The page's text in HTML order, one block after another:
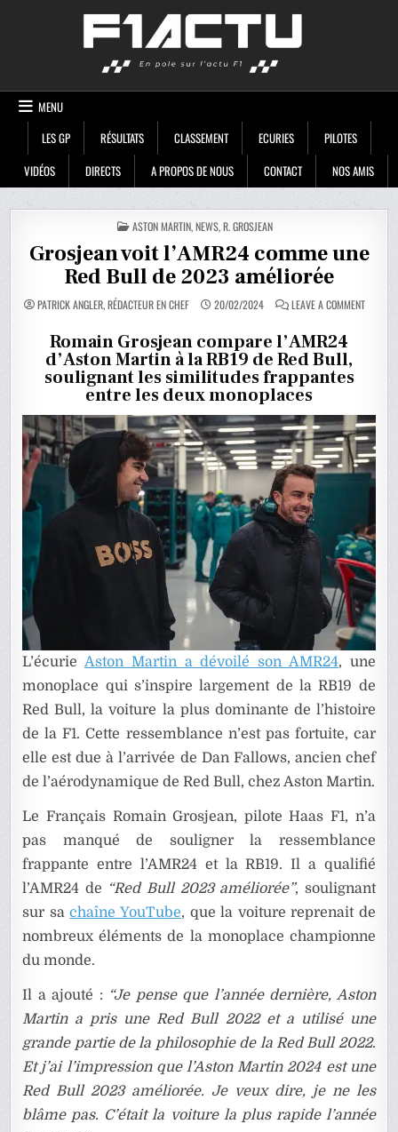
MENU
LES GP
RÉSULTATS CLASSEMENT ECURIES
PILOTES
VIDÉOS
DIRECTS A PROPOS DE NOUS CONTACT NOS AMIS
POSTED
IN
ASTON MARTIN,NEWS,R. GROSJEAN
Grosjean voit l’AMR24 comme une
Red Bull de 2023 améliorée
PATRICK ANGLER, RÉDACTEUR EN CHEF 20/02/2024 LEAVE A COMMENTON
Romain Grosjean compare l’AMR24
d’Aston Martin à la RB19 de Red Bull,
soulignant les similitudes frappantes
entre les deux monoplaces
L’écurieAston Martin a dévoilé son AMR24, une
monoplace qui s’inspire largement de la RB19 de
Red Bull, la voiture la plus dominante de l’histoire
de la F1. Cette ressemblance n’est pas fortuite, car
elle est due à l’arrivée de Dan Fallows, ancien chef
de l’aérodynamique de Red Bull, chez Aston Martin.
Le Français Romain Grosjean, pilote Haas F1, n’a
pas manqué de souligner la ressemblance
frappante entre l’AMR24 et la RB19. Il a qualifié
l’AMR24 de “Red Bull 2023 améliorée”, soulignant
sur sachaîne YouTube, que la voiture reprenait de
nombreux éléments de la monoplace championne
du monde.
Il a ajouté : “Je pense que l’année dernière, Aston
Martin a pris une Red Bull 2022 et a utilisé une
grande partie de la philosophie de la Red Bull 2022.
Et j’ai l’impression que l’Aston Martin 2024 est une
Red Bull 2023 améliorée. Je veux dire, je ne les
blâme pas. C’était la voiture la plus rapide l’année